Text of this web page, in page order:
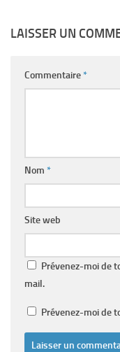
LAISSER UN
Commentaire*
Nom *
Site web
Prévenez-moi de
mail.
Prévenez-moi de